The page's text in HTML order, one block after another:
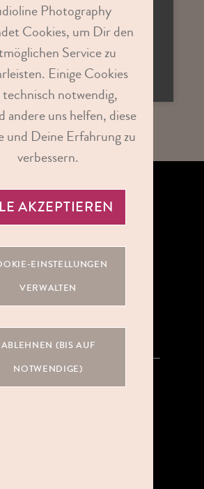
STUDIOSUCHE
Photography
Cookies, um Dir den
Service zu
Einige Cookies
technisch notwendig,
andere uns helfen, diese
und Deine Erfahrung zu
verbessern.
AKZEPTIEREN
EINSTELLUNGEN
VERWALTEN
ABLEHNEN (BIS AUF
NOTWENDIGE)
ÜBER UNS